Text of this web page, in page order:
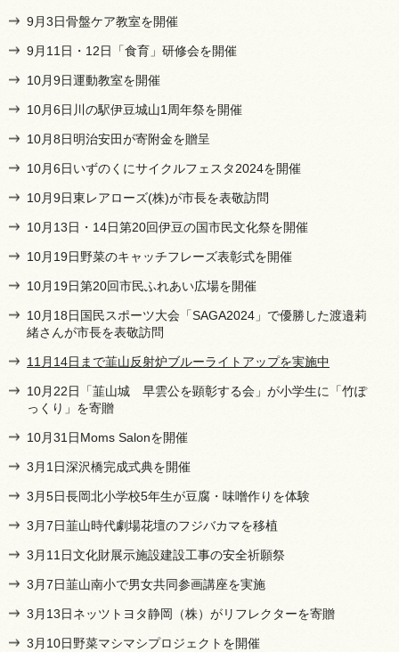
9月3日骨盤ケア教室を開催
9月11日・12日「食育」研修会を開催
10月9日運動教室を開催
10月6日川の駅伊豆城山1周年祭を開催
10月8日明治安田が寄附金を贈呈
10月6日いずのくにサイクルフェスタ2024を開催
10月9日東レアローズ(株)が市長を表敬訪問
10月13日・14日第20回伊豆の国市民文化祭を開催
10月19日野菜のキャッチフレーズ表彰式を開催
10月19日第20回市民ふれあい広場を開催
10月18日国民スポーツ大会「SAGA2024」で優勝した渡邉莉
緒さんが市長を表敬訪問
11月14日まで韮山反射炉ブルーライトアップを実施中
10月22日「韮山城 早雲公を顕彰する会」が小学生に「竹ぽ
っくり」を寄贈
10月31日Moms Salonを開催
3月1日深沢橋完成式典を開催
3月5日長岡北小学校5年生が豆腐・味噌作りを体験
3月7日韮山時代劇場花壇のフジバカマを移植
3月11日文化財展示施設建設工事の安全祈願祭
3月7日韮山南小で男女共同参画講座を実施
3月13日ネッツトヨタ静岡（株）がリフレクターを寄贈
3月10日野菜マシマシプロジェクトを開催